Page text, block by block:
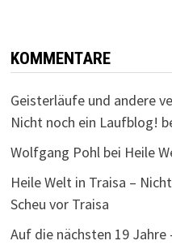
KOMMENTARE
Geisterläufe und andere
Nicht noch ein Laufblog!
Wolfgang Pohlbei Heile
Heile Welt in Traisa –
Scheu vor Traisa
Auf die nächsten 19